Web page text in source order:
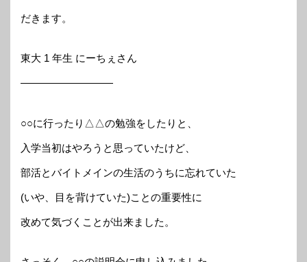
だきます。
東大 1 年生 にーちぇさん
—————————
○○に行ったり△△の勉強をしたりと、
入学当初はやろうと思っていたけど、
部活とバイトメインの生活のうちに忘れていた
(いや、目を背けていた)ことの重要性に
改めて気づくことが出来ました。